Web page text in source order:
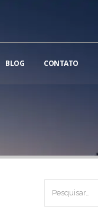
BLOG CONTATO